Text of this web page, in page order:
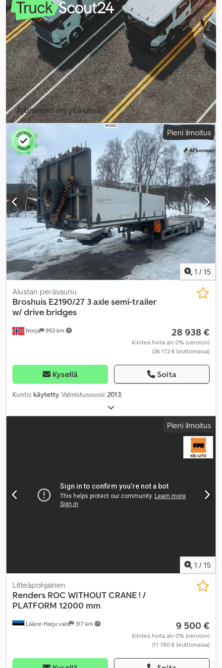
Ajoneuvo myytävänä?
Luo ilmoitus Pieni ilmoitus
1 / 15
Norja 953 km
Alustan perävaunu
Broshuis E2190/27 3 axle semi-trailer
w/ drive bridges
28 938 €
Kiinteä hinta alv 0% (veroton)
(36 172 € bruttomassa)
Kysellä Soita
Kunto: käytetty, Valmistusvuosi:2013,
Pieni ilmoitus
1 / 15
Lääne-Harju vald 317 km
Litteäpohjainen
Renders ROC WITHOUT CRANE ! /
PLATFORM 12000 mm
9 500 €
Kiinteä hinta alv 0% (veroton)
(11 780 € bruttomassa)